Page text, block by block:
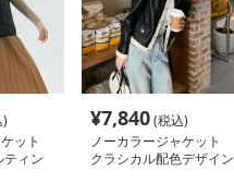
ット
ティン
¥7,840(税込)
ノーカラージャケット
クラシカル配色デザイン